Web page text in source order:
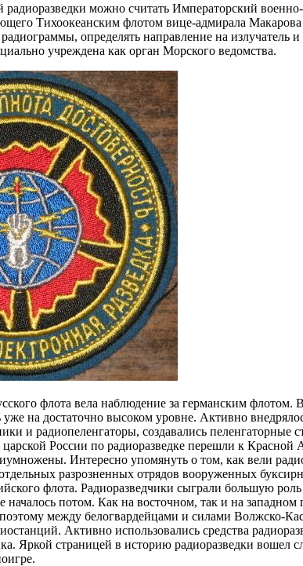
радиоразведки можно считать Императорский
Тихоокеанским флотом вице-адмирала
определять направление на излучатель
учреждена как орган Морского ведомства.
флота вела наблюдение за германским
уже на достаточно высоком уровне. Активно
и радиопеленгаторы, создавались пеленгаторные
России по радиоразведке перешли к
Интересно упомянуть о том, как вели
разрозненных отрядов вооружен­ных
флота. Радиоразведчики сыгра­ли большую
началось потом. Как на восточном, так и на западном
между белогвардейцами и силами Волжско-
Активно использовались средства
Яркой страницей в историю радиораз­ведки вошел